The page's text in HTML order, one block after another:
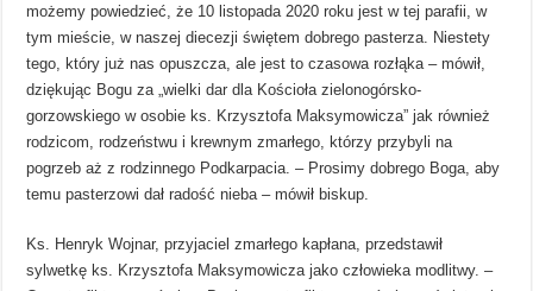
możemy powiedzieć, że 10 listopada 2020 roku jest w tej parafii, w
tym mieście, w naszej diecezji świętem dobrego pasterza. Niestety
tego, który już nas opuszcza, ale jest to czasowa rozłąka – mówił,
dziękując Bogu za „wielki dar dla Kościoła zielonogórsko-
gorzowskiego w osobie ks. Krzysztofa Maksymowicza” jak również
rodzicom, rodzeństwu i krewnym zmarłego, którzy przybyli na
pogrzeb aż z rodzinnego Podkarpacia. – Prosimy dobrego Boga, aby
temu pasterzowi dał radość nieba – mówił biskup.
Ks. Henryk Wojnar, przyjaciel zmarłego kapłana, przedstawił
sylwetkę ks. Krzysztofa Maksymowicza jako człowieka modlitwy. –